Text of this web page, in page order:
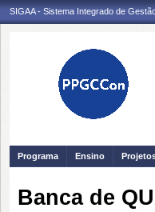
SIGAA - Sistema Integrado de
Programa Ensino
Banca de